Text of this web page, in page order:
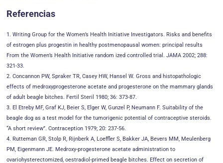
Referencias
1. Writing Group for the Women’s Health Initiative Investigators. Risks and benefits
of estrogen plus progestin in healthy postmenopausal women: principal results
From the Women’s Health Initiative random ized controlled trial. JAMA 2002; 288:
321-33.
2. Concannon PW, Spraker TR, Casey HW, Hansel W. Gross and histopathologic
effects of medroxyprogesterone acetate and progesterone on the mammary glands
of adult beagle bitches. Fertil Steril 1980; 36: 373-87.
3. El Etreby MF, Graf KJ, Beier S, Elger W, Gunzel P, Neumann F. Suitability of the
beagle dog as a test model for the tumorigenic potential of contraceptive steroids.
“A short review”. Contraception 1979; 20: 237-56.
4. Rutteman GR, Stolp R, Rijnberk A, Loeffler S, Bakker JA, Bevers MM, Meulenberg
PM, Eigenmann JE. Medroxy-progesterone acetate administration to
ovariohysterectomized, oestradiol-primed beagle bitches. Effect on secretion of